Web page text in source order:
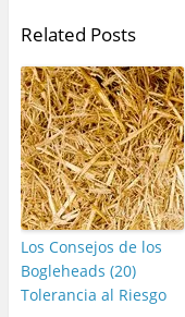
Related Posts
Los Consejos de los
Bogleheads (20)
Tolerancia al Riesgo